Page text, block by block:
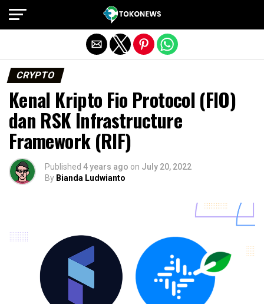
CRYPTO
Kenal Kripto Fio Protocol (FIO)
dan RSK Infrastructure
Framework (RIF)
Published 4 years ago on July 20, 2022
By Bianda Ludwianto
Exit mobile version